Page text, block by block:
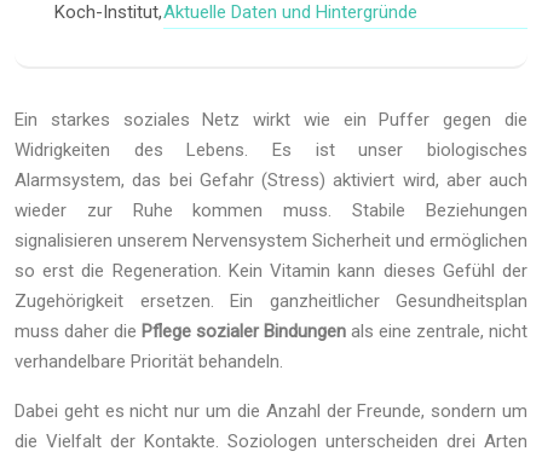
Koch-Institut,Aktuelle Daten und Hintergründe
Ein starkes soziales Netz wirkt wie ein Puffer gegen die
Widrigkeiten des Lebens. Es ist unser biologisches
Alarmsystem, das bei Gefahr (Stress) aktiviert wird, aber auch
wieder zur Ruhe kommen muss. Stabile Beziehungen
signalisieren unserem Nervensystem Sicherheit und ermöglichen
so erst die Regeneration. Kein Vitamin kann dieses Gefühl der
Zugehörigkeit ersetzen. Ein ganzheitlicher Gesundheitsplan
muss daher die Pflege sozialer Bindungen als eine zentrale, nicht
verhandelbare Priorität behandeln.
Dabei geht es nicht nur um die Anzahl der Freunde, sondern um
die Vielfalt der Kontakte. Soziologen unterscheiden drei Arten